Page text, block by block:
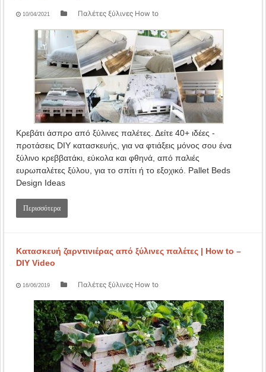
10/04/2021 Παλέτες ξύλινες How to
Κρεβάτι άσπρο από ξύλινες παλέτες. Δείτε 40+ ιδέες -
προτάσεις DIY κατασκευής, για να φτιάξεις μόνος σου ένα
ξύλινο κρεββατάκι, εύκολα και φθηνά, από παλιές
ευρωπαλέτες ξύλου, για το σπίτι ή το εξοχικό. Pallet Beds
Design Ideas
Περισσότερα
Κατασκευή ζαρντινιέρας από ξύλινες παλέτες | How to –
DIY Video
16/06/2019 Παλέτες ξύλινες How to